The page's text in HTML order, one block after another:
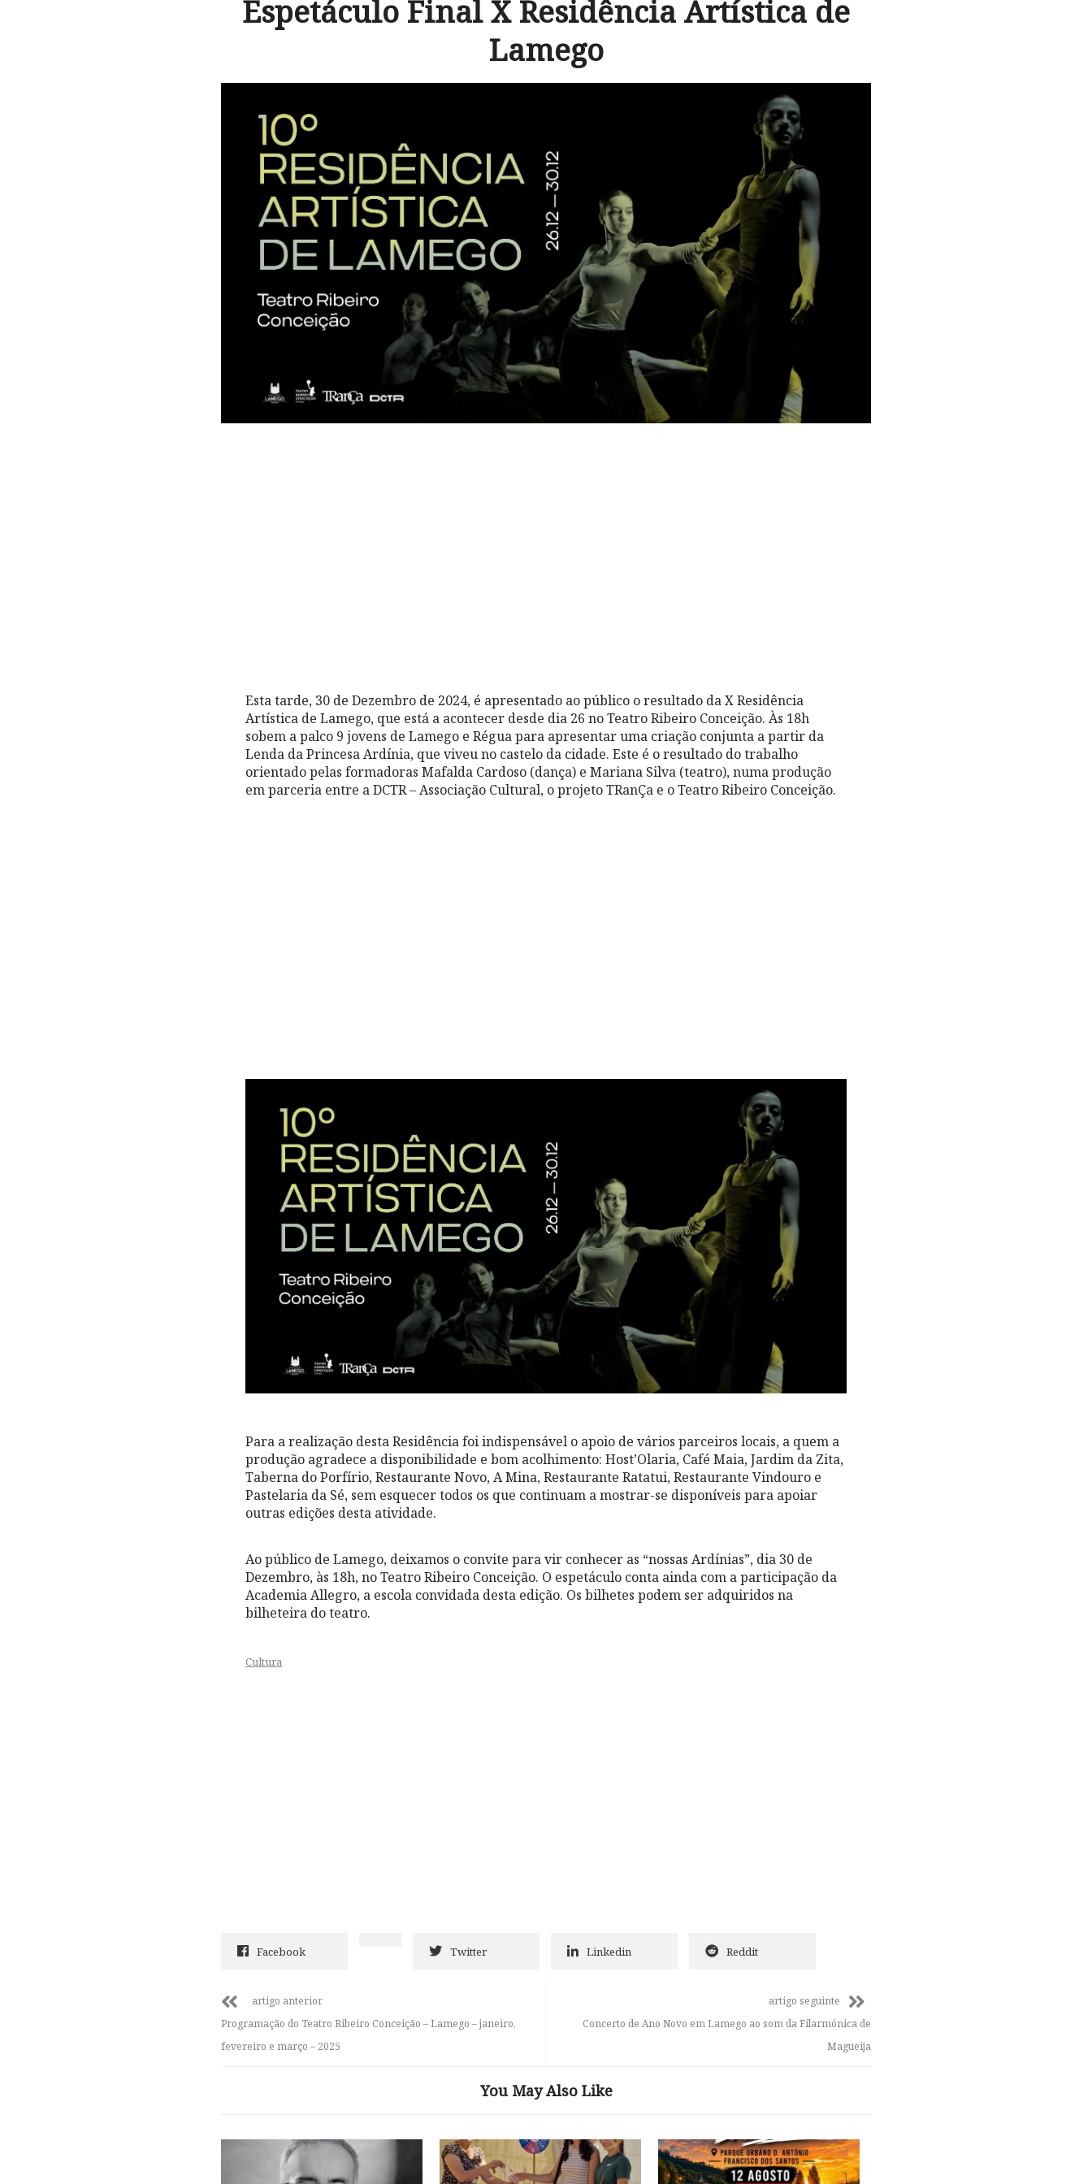
Espetáculo Final X Residência Artística de
Lamego
Esta tarde, 30 de Dezembro de 2024, é apresentado ao público o resultado da X Residência
Artística de Lamego, que está a acontecer desde dia 26 no Teatro Ribeiro Conceição. Às 18h
sobem a palco 9 jovens de Lamego e Régua para apresentar uma criação conjunta a partir da
Lenda da Princesa Ardínia, que viveu no castelo da cidade. Este é o resultado do trabalho
orientado pelas formadoras Mafalda Cardoso (dança) e Mariana Silva (teatro), numa produção
em parceria entre a DCTR – Associação Cultural, o projeto TRanÇa e o Teatro Ribeiro Conceição.
Para a realização desta Residência foi indispensável o apoio de vários parceiros locais, a quem a
produção agradece a disponibilidade e bom acolhimento: Host’Olaria, Café Maia, Jardim da Zita,
Taberna do Porfírio, Restaurante Novo, A Mina, Restaurante Ratatui, Restaurante Vindouro e
Pastelaria da Sé, sem esquecer todos os que continuam a mostrar-se disponíveis para apoiar
outras edições desta atividade.
Ao público de Lamego, deixamos o convite para vir conhecer as “nossas Ardínias”, dia 30 de
Dezembro, às 18h, no Teatro Ribeiro Conceição. O espetáculo conta ainda com a participação da
Academia Allegro, a escola convidada desta edição. Os bilhetes podem ser adquiridos na
bilheteira do teatro.
Cultura
Facebook Twitter Linkedin Reddit
artigo anterior
Programação do Teatro Ribeiro Conceição – Lamego – janeiro,
fevereiro e março – 2025
artigo seguinte
Concerto de Ano Novo em Lamego ao som da Filarmónica de
Magueija
You May Also Like